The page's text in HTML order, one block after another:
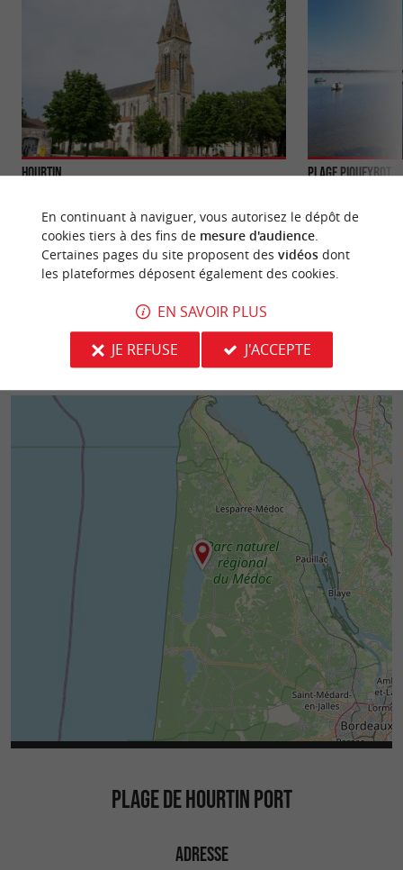
Hourtin
Voici les trois pôles de cette commune de Gironde
qui offre à ses ...
2,4 km - Hourtin
Plage Piqueyrot
d'Hourtin; Elle
parfaite pour les
PLAGE DE HOURTIN PORT
ADRESSE
En continuant à naviguer, vous autorisez le dépôt de
cookies tiers à des fins de mesure d'audience.
Certaines pages du site proposent des vidéosdont
les plateformes déposent également des cookies.
EN SAVOIR PLUS
JE REFUSE
J'ACCEPTE